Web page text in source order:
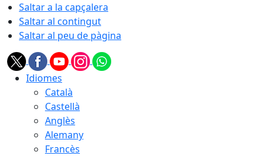
Saltar a la capçalera
Saltar al contingut
Saltar al peu de pàgina
Idiomes
Català
Castellà
Anglès
Alemany
Francès